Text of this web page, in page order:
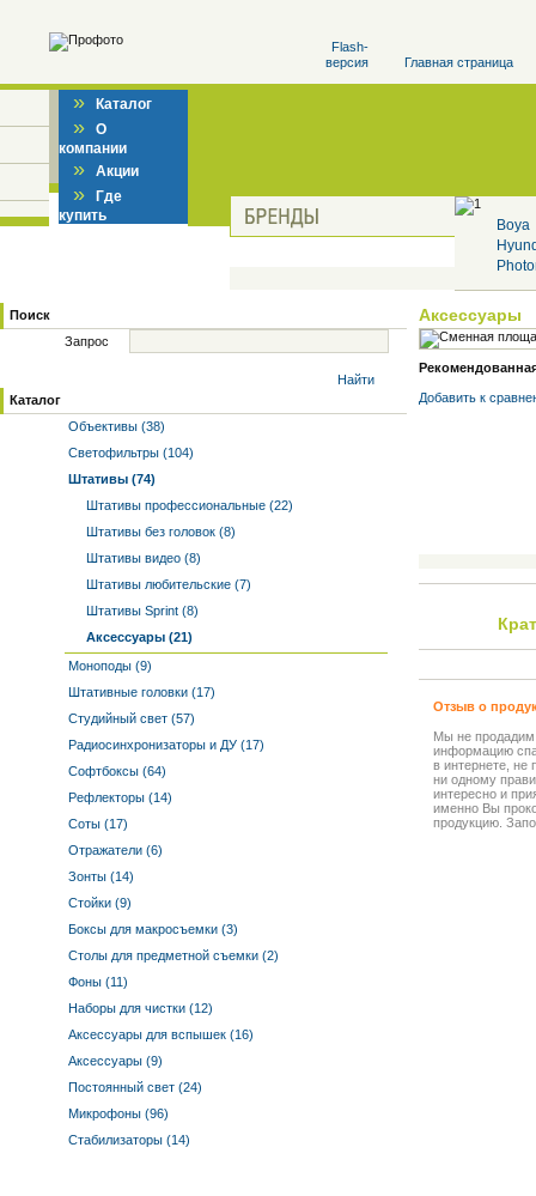
Flash-
версия
Главная страница
» Каталог
» О
компании
» Акции
» Где
купить
Boya
Поиск
Запрос
Найти
Каталог
Объективы (38)
Светофильтры (104)
Штативы (74)
Штативы профессиональные (22)
Штативы без головок (8)
Штативы видео (8)
Штативы любительские (7)
Штативы Sprint (8)
Аксессуары (21)
Моноподы (9)
Штативные головки (17)
Студийный свет (57)
Радиосинхронизаторы и ДУ (17)
Софтбоксы (64)
Рефлекторы (14)
Соты (17)
Отражатели (6)
Зонты (14)
Стойки (9)
Боксы для макросъемки (3)
Столы для предметной съемки (2)
Фоны (11)
Наборы для чистки (12)
Аксессуары для вспышек (16)
Аксессуары (9)
Постоянный свет (24)
Микрофоны (96)
Стабилизаторы (14)
Аксессуары
Добавить к
Отзыв о
Мы не
информацию
в интернете, не
ни одному
интересно и
именно Вы
продукцию.